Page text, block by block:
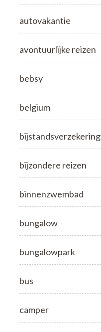
autovakantie
avontuurlijke reizen
bebsy
belgium
bijstandsverzekering
bijzondere reizen
binnenzwembad
bungalow
bungalowpark
bus
camper